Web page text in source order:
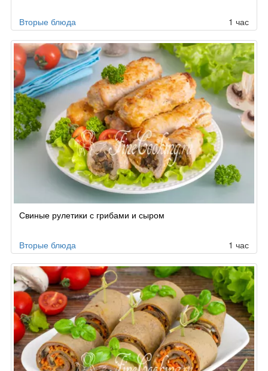
Вторые блюда 1 час
Свиные рулетики с грибами и сыром
Вторые блюда 1 час